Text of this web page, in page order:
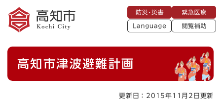
メニューを飛ばして本文へ
災
・
災
急
医
療
L
a
a
g
閲
助
本
高知市津波避難計画
更新日：2015年11月2日更新